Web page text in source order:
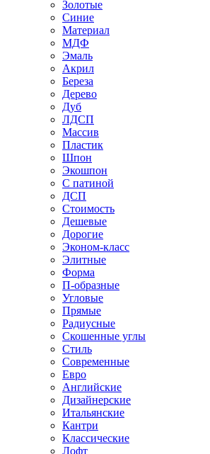
Золотые
Синие
Материал
МДФ
Эмаль
Акрил
Береза
Дерево
Дуб
ЛДСП
Массив
Пластик
Шпон
Экошпон
С патиной
ДСП
Стоимость
Дешевые
Дорогие
Эконом-класс
Элитные
Форма
П-образные
Угловые
Прямые
Радиусные
Скошенные углы
Стиль
Современные
Евро
Английские
Дизайнерские
Итальянские
Кантри
Классические
Лофт